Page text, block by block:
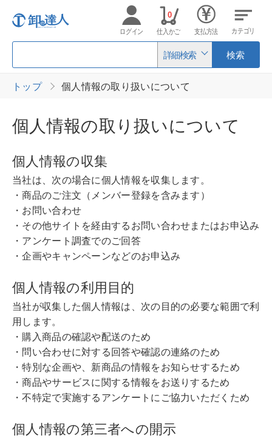
詳細検索 検索
ログイン 仕入かご
0
支払方法 カテゴリ
トップ 個人情報の取り扱いについて
個人情報の取り扱いについて
個人情報の収集
当社は、次の場合に個人情報を収集します。
・商品のご注文（メンバー登録を含みます）
・お問い合わせ
・その他サイトを経由するお問い合わせまたはお申込み
・アンケート調査でのご回答
・企画やキャンペーンなどのお申込み
個人情報の利用目的
当社が収集した個人情報は、次の目的の必要な範囲で利
用します。
・購入商品の確認や配送のため
・問い合わせに対する回答や確認の連絡のため
・特別な企画や、新商品の情報をお知らせするため
・商品やサービスに関する情報をお送りするため
・不特定で実施するアンケートにご協力いただくため
個人情報の第三者への開示